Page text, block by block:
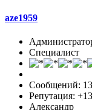
aze1959
Специалист
Сообщений:
Репутация:
Александр